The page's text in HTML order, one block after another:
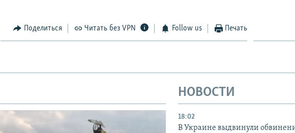
Поделиться Читать без VPN Follow us Печать
НОВОСТИ
18:02
В Украине выдвинули